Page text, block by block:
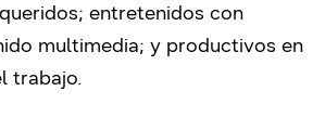
entretenidos con
multimedia; y productivos en
trabajo.